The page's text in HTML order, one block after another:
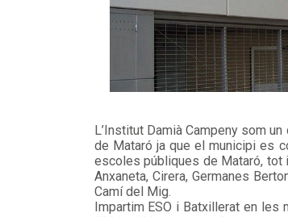
L’Institut Damià Campeny som
de Mataró ja que el municipi es
escoles públiques de Mataró, tot
Anxaneta, Cirera, Germanes
Camí del Mig.
Impartim ESO i Batxillerat en les